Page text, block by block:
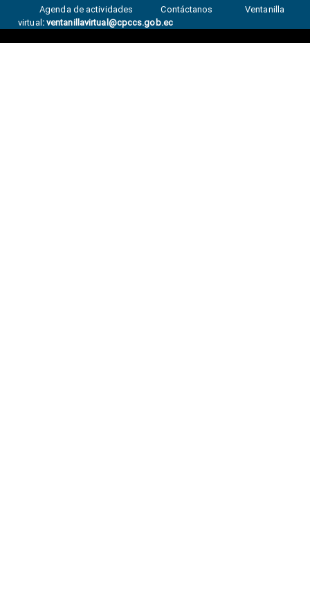
Agenda de actividades Contáctanos
Ventanilla
virtual : ventanillavirtual@cpccs.gob.ec